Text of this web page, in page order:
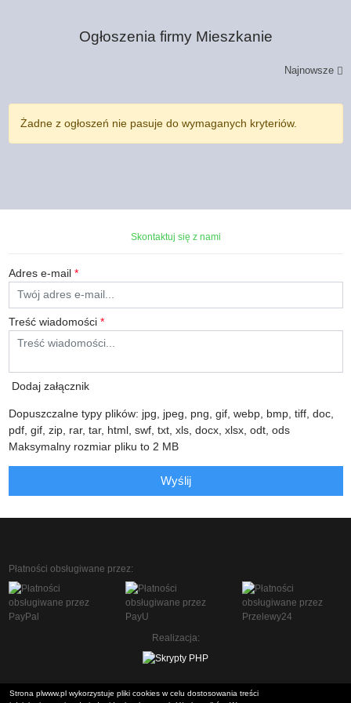
Ogłoszenia firmy Mieszkanie
Najnowsze
Żadne z ogłoszeń nie pasuje do wymaganych kryteriów.
Skontaktuj się z nami
Adres e-mail *
Treść wiadomości *
Dodaj załącznik
Dopuszczalne typy plików: jpg, jpeg, png, gif, webp, bmp, tiff, doc,
pdf, gif, zip, rar, tar, html, swf, txt, xls, docx, xlsx, odt, ods
Maksymalny rozmiar pliku to 2 MB
Wyślij
Płatności obsługiwane przez:
Realizacja:
Strona plwww.pl wykorzystuje pliki cookies w celu dostosowania treści